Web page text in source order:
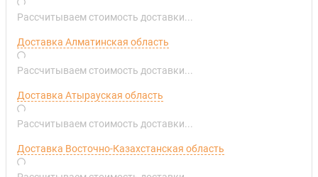
Рассчитываем стоимость доставки...
Доставка Алматинская область
Рассчитываем стоимость доставки...
Доставка Атырауская область
Рассчитываем стоимость доставки...
Доставка Восточно-Казахстанская область